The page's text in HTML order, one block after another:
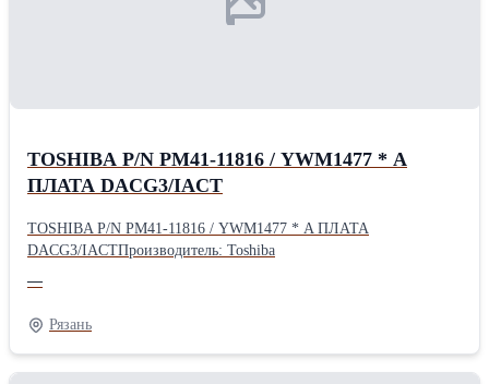
TOSHIBA P/N PM41-11816 / YWM1477 * A
ПЛАТА DACG3/IACT
TOSHIBA P/N PM41-11816 / YWM1477 * A ПЛАТА
DACG3/IACTПроизводитель: Toshiba
—
Рязань